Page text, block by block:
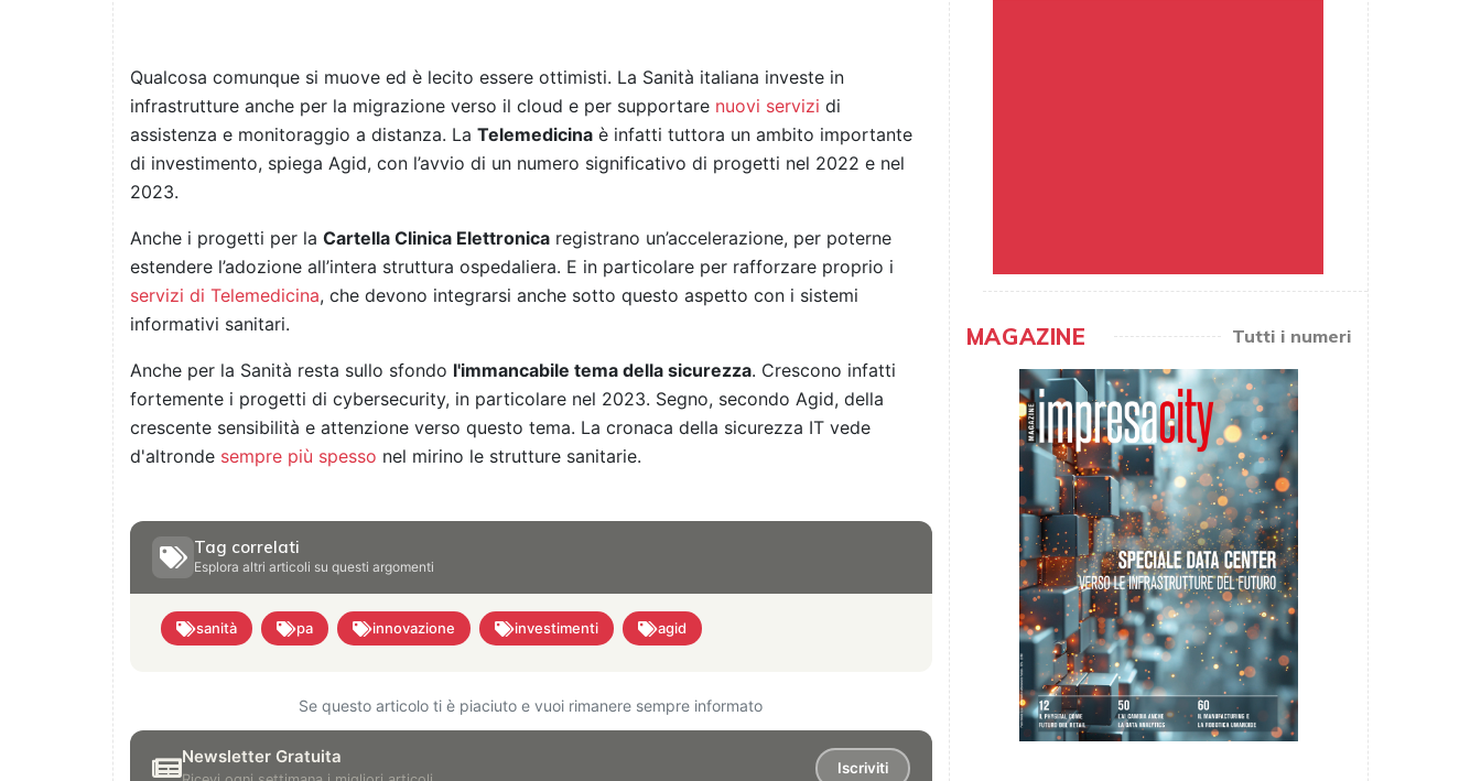
Qualcosa comunque si muove ed è lecito essere ottimisti. La Sanità italiana investe in
infrastrutture anche per la migrazione verso il cloud e per supportare nuovi servizi di
assistenza e monitoraggio a distanza. La Telemedicina è infatti tuttora un ambito importante
di investimento, spiega Agid, con l’avvio di un numero significativo di progetti nel 2022 e nel
2023.
Anche i progetti per la Cartella Clinica Elettronica registrano un’accelerazione, per poterne
estendere l’adozione all’intera struttura ospedaliera. E in particolare per rafforzare proprio i
servizi di Telemedicina, che devono integrarsi anche sotto questo aspetto con i sistemi
informativi sanitari.
Anche per la Sanità resta sullo sfondo l'immancabile tema della sicurezza. Crescono infatti
fortemente i progetti di cybersecurity, in particolare nel 2023. Segno, secondo Agid, della
crescente sensibilità e attenzione verso questo tema. La cronaca della sicurezza IT vede
d'altronde sempre più spesso nel mirino le strutture sanitarie.
Tag correlati
Esplora altri articoli su questi argomenti
sanità pa innovazione investimenti agid
Se questo articolo ti è piaciuto e vuoi rimanere sempre informato
Newsletter Gratuita
Iscriviti
MAGAZINE Tutti i numeri